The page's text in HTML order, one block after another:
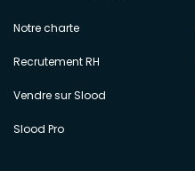
Notre charte
Recrutement RH
Vendre sur Slood
Slood Pro